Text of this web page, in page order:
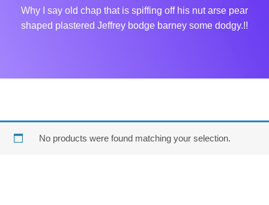
Why I say old chap that is spiffing off his nut arse pear
shaped plastered Jeffrey bodge barney some dodgy.!!
No products were found matching your selection.